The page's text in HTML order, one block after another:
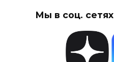
Мы в соц. сетях